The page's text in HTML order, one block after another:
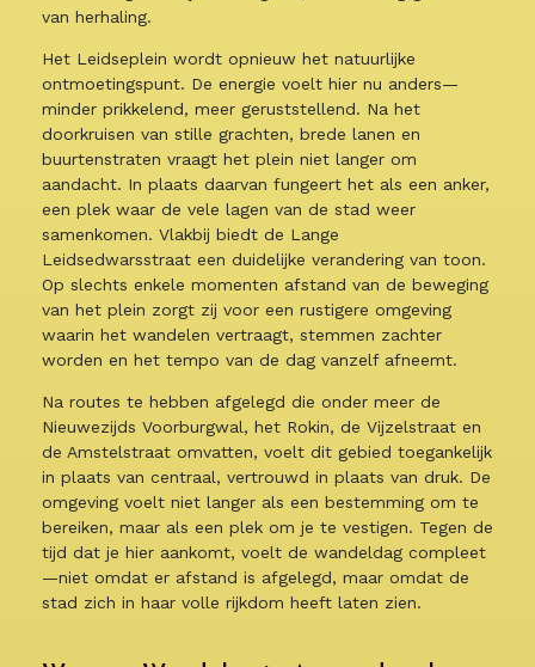
van herhaling.
Het Leidseplein wordt opnieuw het natuurlijke
ontmoetingspunt. De energie voelt hier nu anders—
minder prikkelend, meer geruststellend. Na het
doorkruisen van stille grachten, brede lanen en
buurtenstraten vraagt het plein niet langer om
aandacht. In plaats daarvan fungeert het als een anker,
een plek waar de vele lagen van de stad weer
samenkomen. Vlakbij biedt de Lange
Leidsedwarsstraat een duidelijke verandering van toon.
Op slechts enkele momenten afstand van de beweging
van het plein zorgt zij voor een rustigere omgeving
waarin het wandelen vertraagt, stemmen zachter
worden en het tempo van de dag vanzelf afneemt.
Na routes te hebben afgelegd die onder meer de
Nieuwezijds Voorburgwal, het Rokin, de Vijzelstraat en
de Amstelstraat omvatten, voelt dit gebied toegankelijk
in plaats van centraal, vertrouwd in plaats van druk. De
omgeving voelt niet langer als een bestemming om te
bereiken, maar als een plek om je te vestigen. Tegen de
tijd dat je hier aankomt, voelt de wandeldag compleet
—niet omdat er afstand is afgelegd, maar omdat de
stad zich in haar volle rijkdom heeft laten zien.